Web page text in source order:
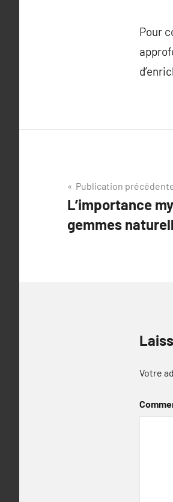
Pour
Navigation
de
l’article
Publication
L’importance
gemmes
Votre